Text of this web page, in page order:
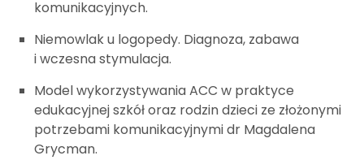
komunikacyjnych.
Niemowlak u logopedy. Diagnoza, zabawa
i wczesna stymulacja.
Model wykorzystywania ACC w praktyce
edukacyjnej szkół oraz rodzin dzieci ze złożonymi
potrzebami komunikacyjnymi dr Magdalena
Grycman.